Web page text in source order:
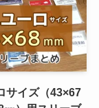
サイズ（43×67